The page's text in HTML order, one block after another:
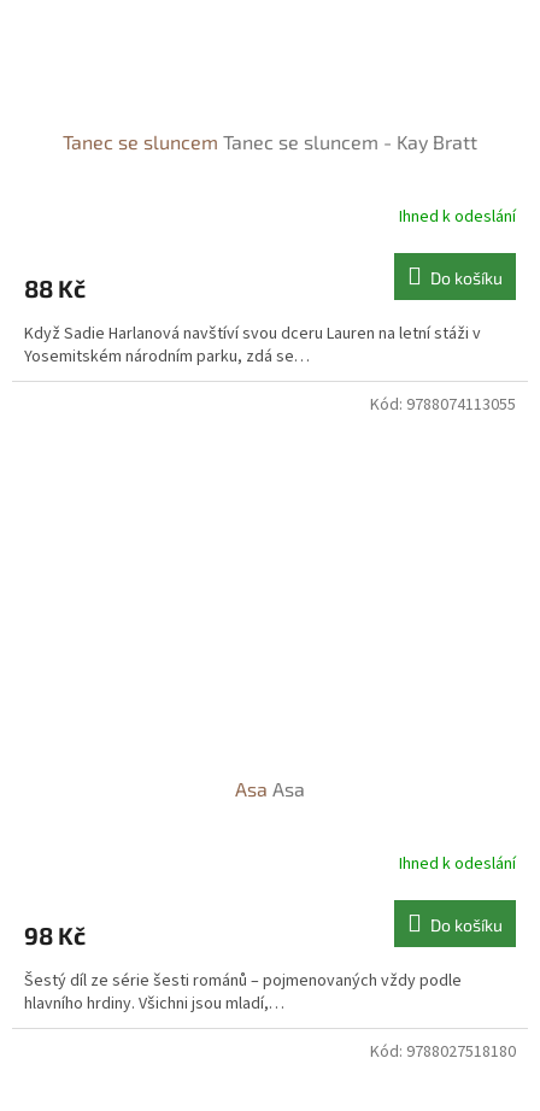
Tanec se sluncem Tanec se sluncem - Kay Bratt
Ihned k odeslání
88 Kč Do košíku
Když Sadie Harlanová navštíví svou dceru Lauren na letní stáži v
Yosemitském národním parku, zdá se…
Asa Asa
Ihned k odeslání
98 Kč Do košíku
Šestý díl ze série šesti románů – pojmenovaných vždy podle
hlavního hrdiny. Všichni jsou mladí,…
Kód: 9788074113055
Kód: 9788027518180